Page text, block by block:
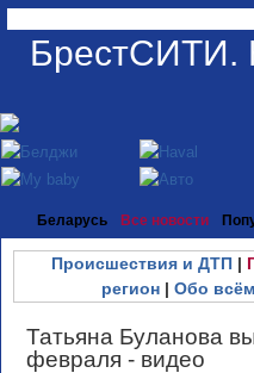
БрестСИТИ.
Беларусь Все новости
Происшествия и ДТП|
регион | Обо всём
Татьяна Буланова
февраля - видео